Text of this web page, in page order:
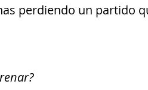
perdiendo un partido